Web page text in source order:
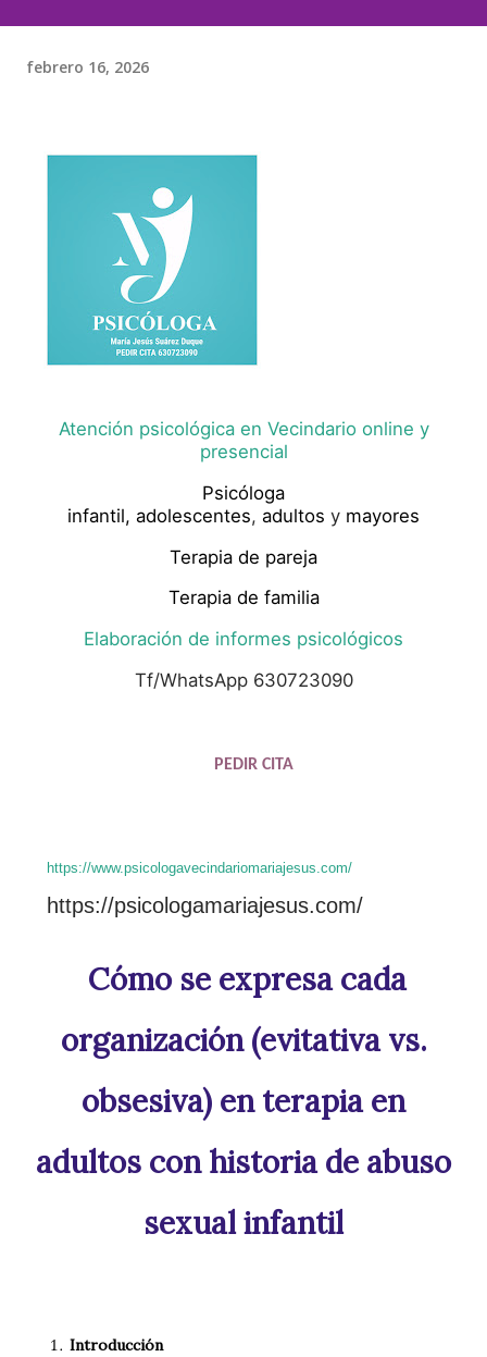
febrero 16, 2026
Atención psicológica en Vecindario online y
presencial
Psicóloga
infantil, adolescentes, adultos y mayores
Terapia de pareja
Terapia de familia
Elaboración de informes psicológicos
Tf/WhatsApp 630723090
PEDIR CITA
https://www.psicologavecindariomariajesus.com/
https://psicologamariajesus.com/
Cómo se expresa cada
organización (evitativa vs.
obsesiva) en terapia en
adultos con historia de abuso
sexual infantil
Introducción